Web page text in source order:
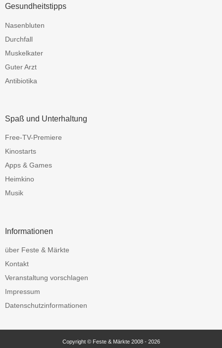
Gesundheitstipps
Nasenbluten
Durchfall
Muskelkater
Guter Arzt
Antibiotika
Spaß und Unterhaltung
Free-TV-Premiere
Kinostarts
Apps & Games
Heimkino
Musik
Informationen
über Feste & Märkte
Kontakt
Veranstaltung vorschlagen
Impressum
Datenschutzinformationen
Copyright © Feste & Märkte 2008 - 2026